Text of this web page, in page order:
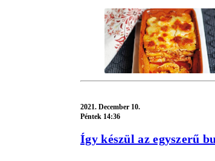
2021. December 10.
Péntek 14:36
Így készül az egyszerű